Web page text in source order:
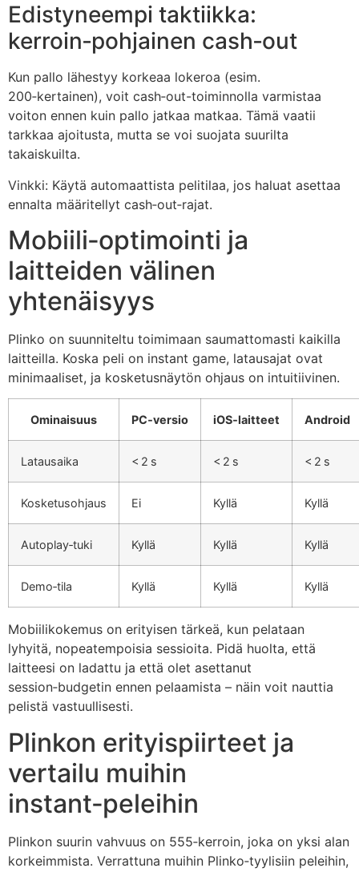
Edistyneempi taktiikka:
kerroin‑pohjainen cash‑out
Kun pallo lähestyy korkeaa lokeroa (esim.
200‑kertainen), voit cash‑out-toiminnolla varmistaa
voiton ennen kuin pallo jatkaa matkaa. Tämä vaatii
tarkkaa ajoitusta, mutta se voi suojata suurilta
takaiskuilta.
Vinkki: Käytä automaattista pelitilaa, jos haluat asettaa
ennalta määritellyt cash‑out‑rajat.
Mobiili‑optimointi ja
laitteiden välinen
yhtenäisyys
Plinko on suunniteltu toimimaan saumattomasti kaikilla
laitteilla. Koska peli on instant game, latausajat ovat
minimaaliset, ja kosketusnäytön ohjaus on intuitiivinen.
Ominaisuus PC‑versio iOS‑laitteet Android
Latausaika < 2 s < 2 s < 2 s
Kosketusohjaus Ei Kyllä Kyllä
Autoplay‑tuki Kyllä Kyllä Kyllä
Demo‑tila Kyllä Kyllä Kyllä
Mobiilikokemus on erityisen tärkeä, kun pelataan
lyhyitä, nopeatempoisia sessioita. Pidä huolta, että
laitteesi on ladattu ja että olet asettanut
session‑budgetin ennen pelaamista – näin voit nauttia
pelistä vastuullisesti.
Plinkon erityispiirteet ja
vertailu muihin
instant‑peleihin
Plinkon suurin vahvuus on 555‑kerroin, joka on yksi alan
korkeimmista. Verrattuna muihin Plinko‑tyylisiin peleihin,